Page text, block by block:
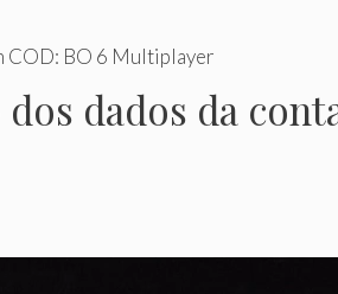
COD: BO 6 Multiplayer
dados da